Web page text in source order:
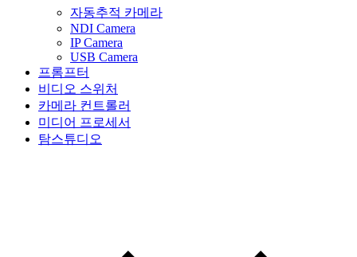
자동추적 카메라
NDI Camera
IP Camera
USB Camera
프롬프터
비디오 스위처
카메라 컨트롤러
미디어 프로세서
탐스튜디오